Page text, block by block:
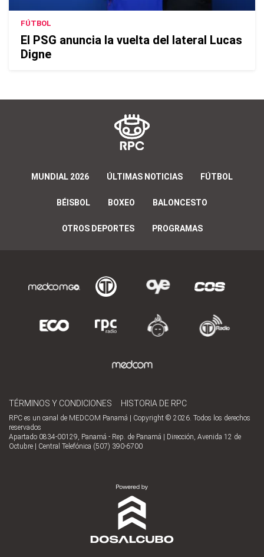
FÚTBOL
El PSG anuncia la vuelta del lateral Lucas
Digne
MUNDIAL 2026 ÚLTIMAS NOTICIAS FÚTBOL
BÉISBOL BOXEO BALONCESTO
OTROS DEPORTES PROGRAMAS
TÉRMINOS Y CONDICIONES HISTORIA DE RPC
RPC es un canal de MEDCOM Panamá | Copyright © 2026. Todos los derechos
reservados
Apartado 0834-00129, Panamá - Rep. de Panamá | Dirección, Avenida 12 de
Octubre | Central Telefónica (507) 390-6700